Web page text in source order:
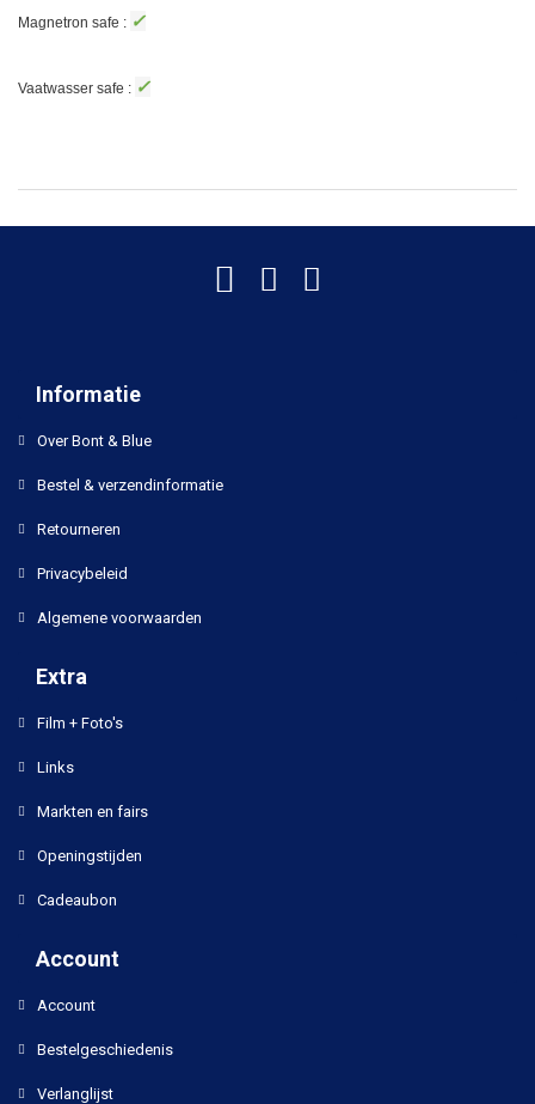
Magnetron safe : ✓
Vaatwasser safe : ✓
Informatie
Over Bont & Blue
Bestel & verzendinformatie
Retourneren
Privacybeleid
Algemene voorwaarden
Extra
Film + Foto's
Links
Markten en fairs
Openingstijden
Cadeaubon
Account
Account
Bestelgeschiedenis
Verlanglijst